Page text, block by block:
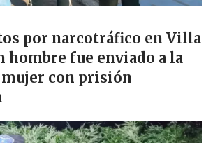
por narcotráfico en Villa
hombre fue enviado a la
mujer con prisión